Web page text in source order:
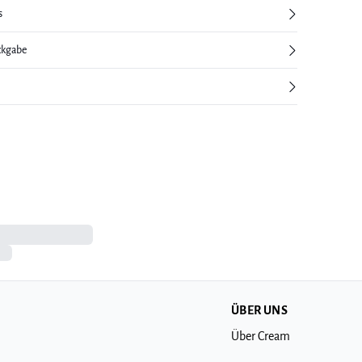
ÜBER UNS
Über Cream